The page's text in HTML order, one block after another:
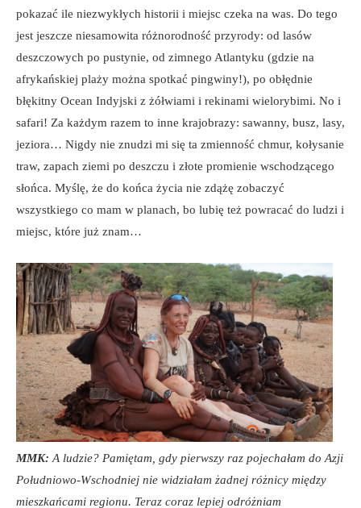
pokazać ile niezwykłych historii i miejsc czeka na was. Do tego
jest jeszcze niesamowita różnorodność przyrody: od lasów
deszczowych po pustynie, od zimnego Atlantyku (gdzie na
afrykańskiej plaży można spotkać pingwiny!), po obłędnie
błękitny Ocean Indyjski z żółwiami i rekinami wielorybimi. No i
safari! Za każdym razem to inne krajobrazy: sawanny, busz, lasy,
jeziora… Nigdy nie znudzi mi się ta zmienność chmur, kołysanie
traw, zapach ziemi po deszczu i złote promienie wschodzącego
słońca. Myślę, że do końca życia nie zdążę zobaczyć
wszystkiego co mam w planach, bo lubię też powracać do ludzi i
miejsc, które już znam…
MMK: A ludzie? Pamiętam, gdy pierwszy raz pojechałam do Azji
Południowo-Wschodniej nie widziałam żadnej różnicy między
mieszkańcami regionu. Teraz coraz lepiej odróżniam